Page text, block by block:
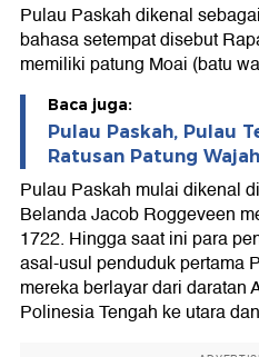
Pulau Paskah dikenal
bahasa setempat disebut
memiliki patung Moai (batu
Baca juga:
Pulau Paskah, Pulau
Ratusan Patung Wajah
Pulau Paskah mulai dikenal
Belanda Jacob Roggeveen
1722. Hingga saat ini para
asal-usul penduduk pertama
mereka berlayar dari daratan
Polinesia Tengah ke utara